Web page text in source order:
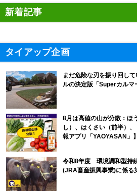
新着記事
タイアップ企画
まだ危険な刃を振り回し
ルの決定版「Superカルマ
8月は高値の山が分散：ほ
し）、はくさい（前半）
報アプリ「YAOYASAN」】
令和8年度 環境調和型持
(JRA畜産振興事業)に係る